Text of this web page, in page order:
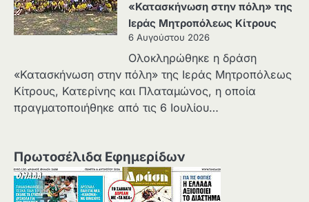
«Κατασκήνωση στην πόλη» της
Ιεράς Μητροπόλεως Κίτρους
6 Αυγούστου 2026
Ολοκληρώθηκε η δράση
«Κατασκήνωση στην πόλη» της Ιεράς Μητροπόλεως
Κίτρους, Κατερίνης και Πλαταμώνος, η οποία
πραγματοποιήθηκε από τις 6 Ιουλίου…
Πρωτοσέλιδα Εφημερίδων